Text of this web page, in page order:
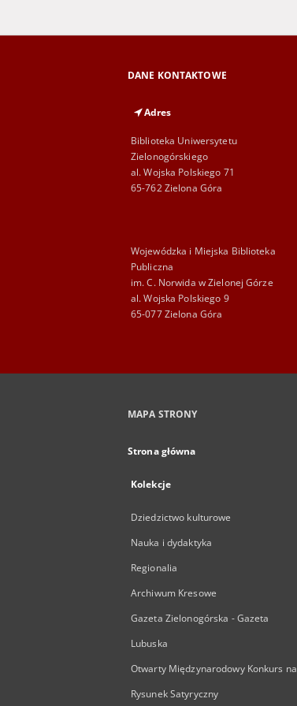
DANE KONTAKTOWE
Adres
Biblioteka Uniwersytetu
Zielonogórskiego
al. Wojska Polskiego 71
65-762 Zielona Góra
Wojewódzka i Miejska Biblioteka
Publiczna
im. C. Norwida w Zielonej Górze
al. Wojska Polskiego 9
65-077 Zielona Góra
MAPA STRONY
Strona główna
Kolekcje
Dziedzictwo kulturowe
Nauka i dydaktyka
Regionalia
Archiwum Kresowe
Gazeta Zielonogórska - Gazeta
Lubuska
Otwarty Międzynarodowy Konkurs na
Rysunek Satyryczny